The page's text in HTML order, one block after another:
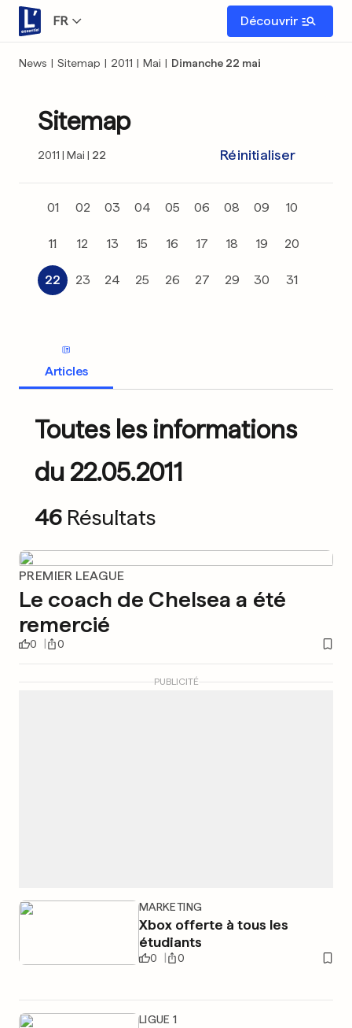
FR Découvrir
News | Sitemap | 2011 | Mai | Dimanche 22 mai
Sitemap
2011 Mai 22 Réinitialiser
01 02 03 04 05 06 08 09 10
11 12 13 15 16 17 18 19 20
22 23 24 25 26 27 29 30 31
Articles
Toutes les informations
du 22.05.2011
46 Résultats
PREMIER LEAGUE
Le coach de Chelsea a été
remercié
0 0
MARKETING
Xbox offerte à tous les
étudiants
0 0
LIGUE 1
PUBLICITÉ